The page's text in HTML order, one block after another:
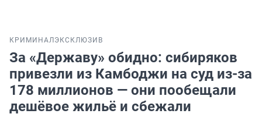
КРИМИНАЛ ЭКСКЛЮЗИВ
За «Державу» обидно: сибиряков
привезли из Камбоджи на суд из-за
178 миллионов — они пообещали
дешёвое жильё и сбежали